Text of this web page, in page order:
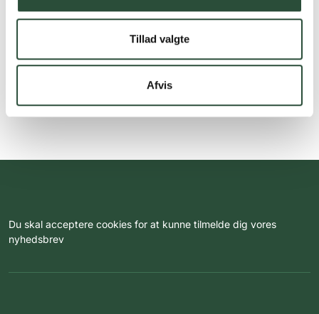
Tillad valgte
Afvis
Du skal acceptere cookies for at kunne tilmelde dig vores
nyhedsbrev